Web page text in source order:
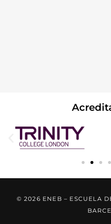
© 2026 ENEB – ESCUELA